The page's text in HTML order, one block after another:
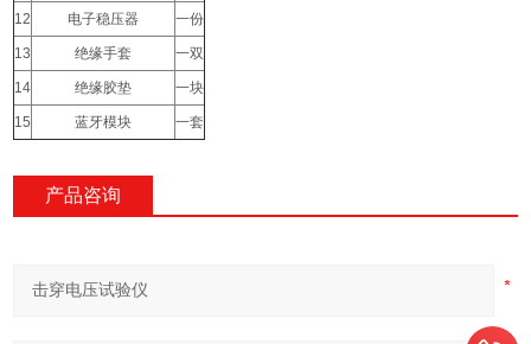
12 电子稳压器 一份
13 绝缘手套 一双
14 绝缘胶垫 一块
15 蓝牙模块 一套
产品咨询